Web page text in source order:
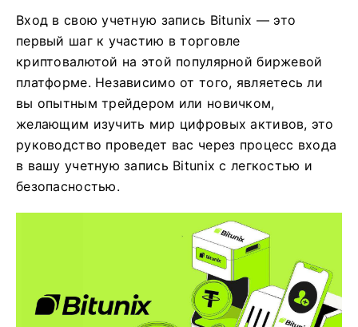
Вход в свою учетную запись Bitunix — это
первый шаг к участию в торговле
криптовалютой на этой популярной биржевой
платформе. Независимо от того, являетесь ли
вы опытным трейдером или новичком,
желающим изучить мир цифровых активов, это
руководство проведет вас через процесс входа
в вашу учетную запись Bitunix с легкостью и
безопасностью.